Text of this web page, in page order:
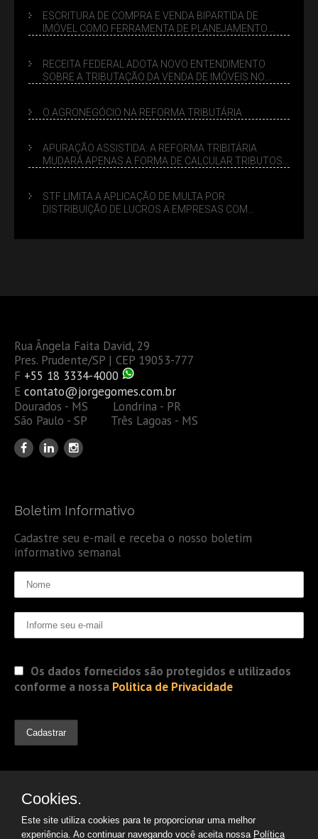
ESCRITURA DE COMPRA E VENDA BIPARTIDA DE
IMÓVEL COMO FERRAMENTA DE PLANEJAMENTO
RECEITA FEDERAL ADOTA NOVO ENTENDIMENTO
SOBRE A TRIBUTAÇÃO DA VENDA DE IMÓVEIS NO
O AGRONEGÓCIO NA REFORMA TRIBUTÁRIA
APURAÇÃO ASSISTIDA: A REFORMA TRIBITÁRIA
MUDARÁ APENAS A FORMA DE CALCULAR TRIBUTOS
STF LIMITA A APLICAÇÃO DE MULTA POR
DISTRIBUIÇÃO DE LUCROS A EMPRESAS COM
Rua Ângela Faita David, 29
Pres. Prudente/SP | CEP 19053-777
F +55 18 3334-4000
E contato@jorgegomes.com.br
Dourados - MS Londrina - PR
São Paulo - SP Três Lagoas - MS
Boletim Informativo
Cadastre seu e-mail e receba o nosso boletim
informativo semanal
Os dados fornecidos são protegidos e utilizados
conforme a nossa Politica de Privacidade
Cookies.
Este site utiliza cookies para te proporcionar uma melhor
experiência. Ao continuar navegando você aceita nossa Política